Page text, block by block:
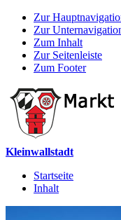
Zur
Zur
Zum Inhalt
Zur Seitenleiste
Zum Footer
Kleinwallstadt
Startseite
Inhalt